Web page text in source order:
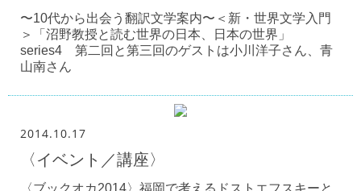
〜10代から出会う翻訳文学案内〜＜新・世界文学入門
＞「沼野教授と読む世界の日本、日本の世界」
series4 第二回と第三回のゲストは小川洋子さん、青
山南さん
2014.10.17
〈イベント／講座〉
〈ブックオカ2014〉福岡で考えるドストエフスキーと